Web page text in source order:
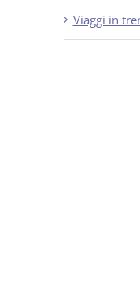
Viaggi in